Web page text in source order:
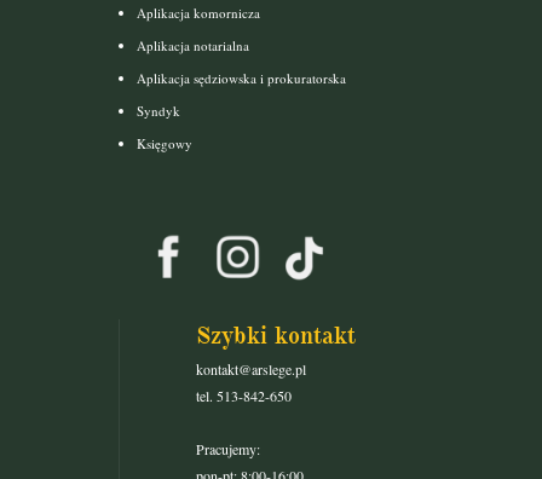
Aplikacja komornicza
Aplikacja notarialna
Aplikacja sędziowska i prokuratorska
Syndyk
Księgowy
Szybki kontakt
kontakt@arslege.pl
tel. 513-842-650
Pracujemy:
pon-pt: 8:00-16:00